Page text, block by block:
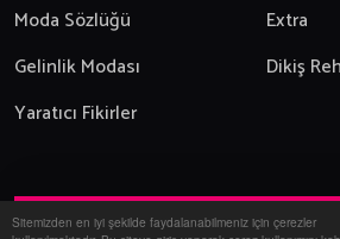
Sitemizden en iyi şekilde faydalanabilmeniz için çerezler
Moda Sözlüğü
Extra
Gelinlik Modası
Dikiş
Yaratıcı Fikirler